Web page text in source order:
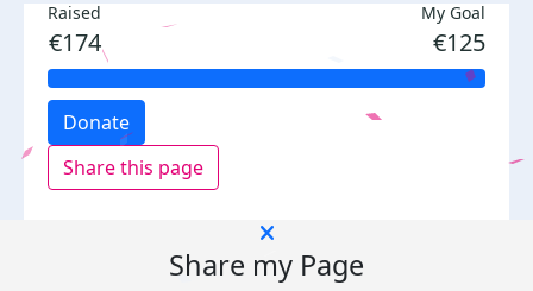
Raised
€174
My Goal
€125
Donate
Share this page
Share my Page